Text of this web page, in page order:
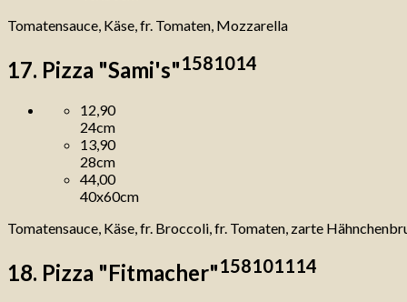
Tomatensauce, Käse, fr. Tomaten, Mozzarella
17. Pizza "Sami's"1581014
12,90
24cm
13,90
28cm
44,00
40x60cm
Tomatensauce, Käse, fr. Broccoli, fr. Tomaten, zarte
18. Pizza "Fitmacher"158101114